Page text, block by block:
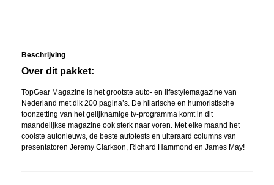
Beschrijving
Over dit pakket:
TopGear Magazine is het grootste auto- en lifestylemagazine van
Nederland met dik 200 pagina’s. De hilarische en humoristische
toonzetting van het gelijknamige tv-programma komt in dit
maandelijkse magazine ook sterk naar voren. Met elke maand het
coolste autonieuws, de beste autotests en uiteraard columns van
presentatoren Jeremy Clarkson, Richard Hammond en James May!